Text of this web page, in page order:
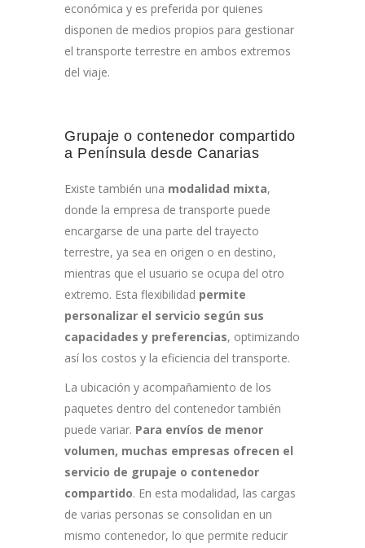
económica y es preferida por quienes
disponen de medios propios para gestionar
el transporte terrestre en ambos extremos
del viaje.
Grupaje o contenedor compartido
a Península desde Canarias
Existe también una modalidad mixta,
donde la empresa de transporte puede
encargarse de una parte del trayecto
terrestre, ya sea en origen o en destino,
mientras que el usuario se ocupa del otro
extremo. Esta flexibilidad permite
personalizar el servicio según sus
capacidades y preferencias, optimizando
así los costos y la eficiencia del transporte.
La ubicación y acompañamiento de los
paquetes dentro del contenedor también
puede variar. Para envíos de menor
volumen, muchas empresas ofrecen el
servicio de grupaje o contenedor
compartido. En esta modalidad, las cargas
de varias personas se consolidan en un
mismo contenedor, lo que permite reducir